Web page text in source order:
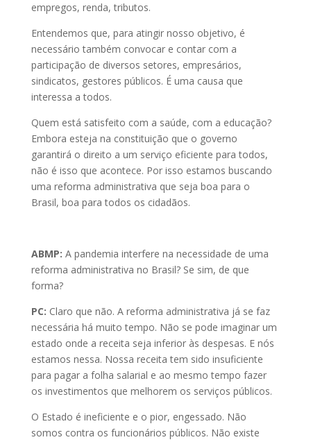
empregos, renda, tributos.
Entendemos que, para atingir nosso objetivo, é
necessário também convocar e contar com a
participação de diversos setores, empresários,
sindicatos, gestores públicos. É uma causa que
interessa a todos.
Quem está satisfeito com a saúde, com a educação?
Embora esteja na constituição que o governo
garantirá o direito a um serviço eficiente para todos,
não é isso que acontece. Por isso estamos buscando
uma reforma administrativa que seja boa para o
Brasil, boa para todos os cidadãos.
ABMP: A pandemia interfere na necessidade de uma
reforma administrativa no Brasil? Se sim, de que
forma?
PC: Claro que não. A reforma administrativa já se faz
necessária há muito tempo. Não se pode imaginar um
estado onde a receita seja inferior às despesas. E nós
estamos nessa. Nossa receita tem sido insuficiente
para pagar a folha salarial e ao mesmo tempo fazer
os investimentos que melhorem os serviços públicos.
O Estado é ineficiente e o pior, engessado. Não
somos contra os funcionários públicos. Não existe